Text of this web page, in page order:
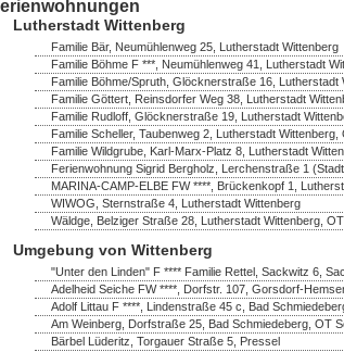
Lutherstadt Wittenberg
Familie Bär, Neumühlenweg 25, Lutherstadt Wittenberg
Familie Böhme F ***, Neumühlenweg 41, Lutherstadt
Familie Böhme/Spruth, Glöcknerstraße 16, Lutherstadt
Familie Göttert, Reinsdorfer Weg 38, Lutherstadt
Familie Rudloff, Glöcknerstraße 19, Lutherstadt
Familie Scheller, Taubenweg 2, Lutherstadt
Familie Wildgrube, Karl-Marx-Platz 8, Lutherstadt
Ferienwohnung Sigrid Bergholz, Lerchenstraße 1
MARINA-CAMP-ELBE FW ****, Brückenkopf 1,
WIWOG, Sternstraße 4, Lutherstadt Wittenberg
Wäldge, Belziger Straße 28, Lutherstadt Wittenberg,
Umgebung von Wittenberg
"Unter den Linden" F **** Familie Rettel, Sackwitz 6,
Adelheid Seiche FW ****, Dorfstr. 107, Gorsdorf-
Adolf Littau F ****, Lindenstraße 45 c, Bad
Am Weinberg, Dorfstraße 25, Bad Schmiedeberg, OT
Bärbel Lüderitz, Torgauer Straße 5, Pressel